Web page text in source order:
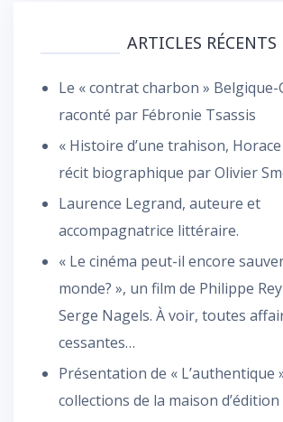
ARTICLES RÉCENTS
Le « contrat charbon » Belgique-
raconté par Fébronie Tsassis
« Histoire d’une trahison,
récit biographique par Olivier
Laurence Legrand, auteure et
accompagnatrice littéraire.
« Le cinéma peut-il encore
monde? », un film de Philippe
Serge Nagels. À voir, toutes
cessantes…
Présentation de « L’authentique
collections de la maison d’édition